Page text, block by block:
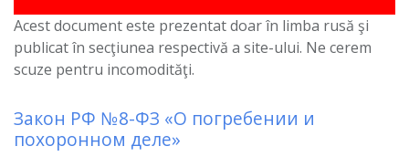
Acest document este prezentat doar în limba rusă şi
publicat în secţiunea respectivă a site-ului. Ne cerem
scuze pentru incomodităţi.
Закон РФ №8-ФЗ «О погребении и
похоронном деле»